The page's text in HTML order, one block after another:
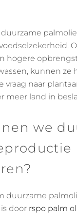
duurzame
hogere
kunnen ze
vraag naar
meer land in
we
duurzame
door rspo palm